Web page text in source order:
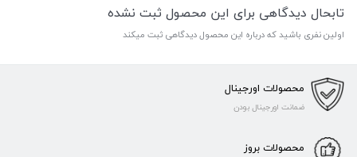
تابحال دیدگاهی برای این محصول ثبت نشده
اولین نفری باشید که درباره این محصول دیدگاهی ثبت میکند
محصولات اورجینال
ضمانت اورجینال بودن
محصولات بروز